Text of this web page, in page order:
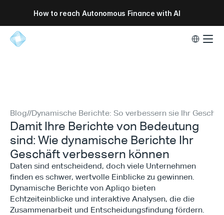
How to reach Autonomous Finance with AI
Select
Blog//Dynamische Berichte: So verbessern sie Ihr
Damit Ihre Berichte von Bedeutung
sind: Wie dynamische Berichte Ihr
Geschäft verbessern können
Daten sind entscheidend, doch viele Unternehmen
finden es schwer, wertvolle Einblicke zu gewinnen.
Dynamische Berichte von Apliqo bieten
Echtzeiteinblicke und interaktive Analysen, die die
Zusammenarbeit und Entscheidungsfindung fördern.